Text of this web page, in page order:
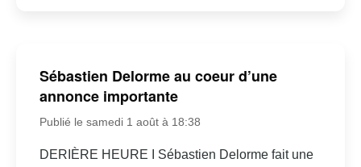
Sébastien Delorme au coeur d’une
annonce importante
Publié le samedi 1 août à 18:38
DERIÈRE HEURE I Sébastien Delorme fait une